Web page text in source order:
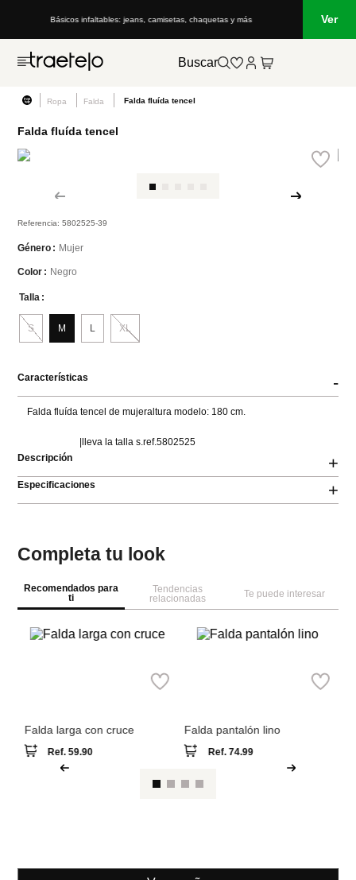
jeans, camisetas, chaquetas y más Lo que está de moda enVer
Buscar
Ropa Falda Falda fluída tencel
Falda fluída tencel
Referencia:5802525-39
Género Mujer
Color Negro
Talla
L
M
S XL
Características -
Falda fluída tencel de mujeraltura modelo: 180 cm.
                      |lleva la talla s.ref.5802525
Descripción
+
Especificaciones +
Completa tu look
Recomendados para
ti
Tendencias
relacionadas
Te puede interesar
MNG